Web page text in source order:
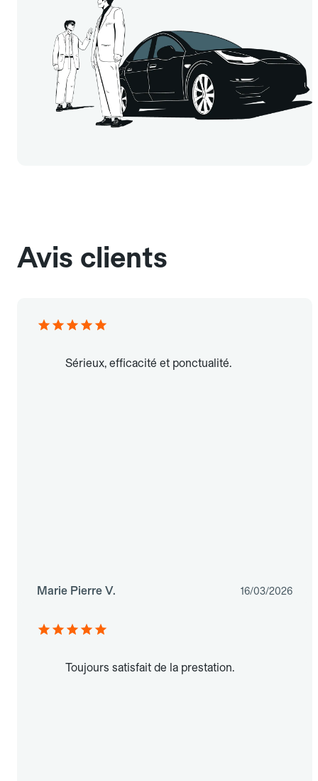
Avis clients
Sérieux, efficacité et ponctualité.
Marie Pierre V. 16/03/2026
Toujours satisfait de la prestation.